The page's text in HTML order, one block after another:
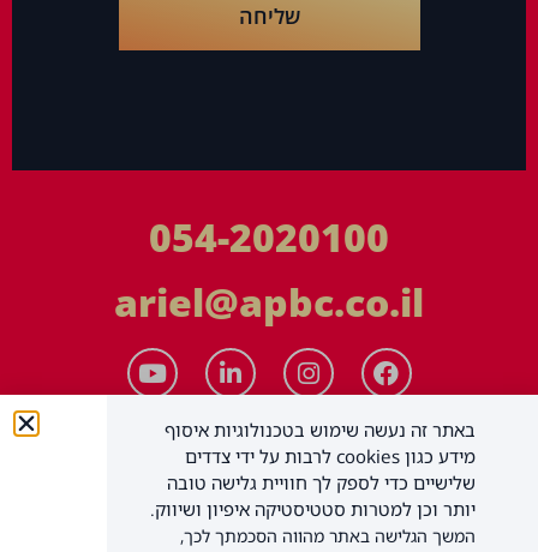
שליחה
054-2020100
ariel@apbc.co.il
באתר זה נעשה שימוש בטכנולוגיות איסוף
מידע כגון cookies לרבות על ידי צדדים
שלישיים כדי לספק לך חוויית גלישה טובה
יותר וכן למטרות סטטיסטיקה איפיון ושיווק.
המשך הגלישה באתר מהווה הסכמתך לכך,